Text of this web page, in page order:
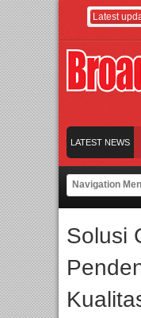
Latest
LATEST NEWS
Jakarta dengan
Gerbang Inovasi dan
Perpaduan Warisan Dan
Jakarta dengan
Solusi